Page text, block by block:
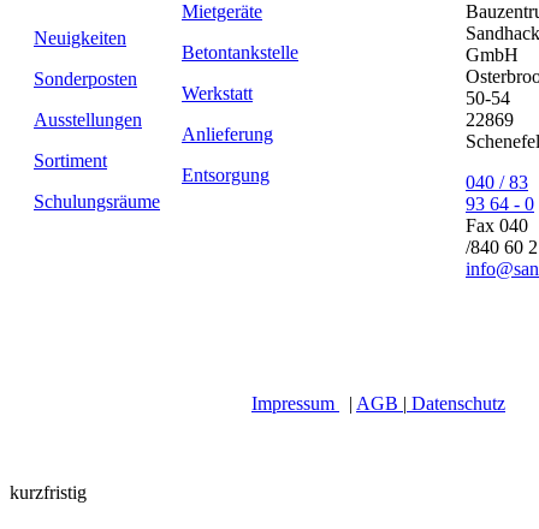
Neuigkeiten
Sonderposten
Ausstellungen
Sortiment
Schulungsräume
Mietgeräte
Betontankstelle
Werkstatt
Anlieferung
Entsorgung
Sandhack
GmbH
50-54
22869
040 / 83
93 64 - 0
Fax 040
/840 60
Impressum | AGB | Datenschutz
kurzfristig